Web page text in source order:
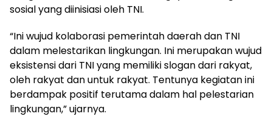
sosial yang diinisiasi oleh TNI.
“Ini wujud kolaborasi pemerintah daerah dan TNI
dalam melestarikan lingkungan. Ini merupakan wujud
eksistensi dari TNI yang memiliki slogan dari rakyat,
oleh rakyat dan untuk rakyat. Tentunya kegiatan ini
berdampak positif terutama dalam hal pelestarian
lingkungan,” ujarnya.